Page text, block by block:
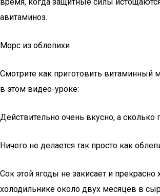
авитаминоз.
Морс из облепихи
Смотрите как приготовить витаминный
в этом видео-уроке:
Действительно очень вкусно, а сколько
Ничего не делается так просто как
Сок этой ягоды не закисает и прекрасно
холодильнике около двух месяцев в